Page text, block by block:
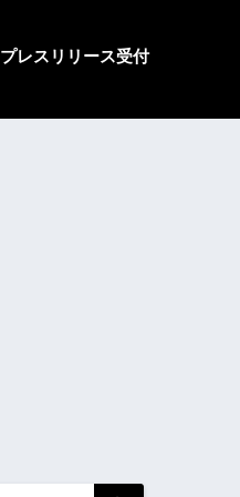
プレスリリース受付